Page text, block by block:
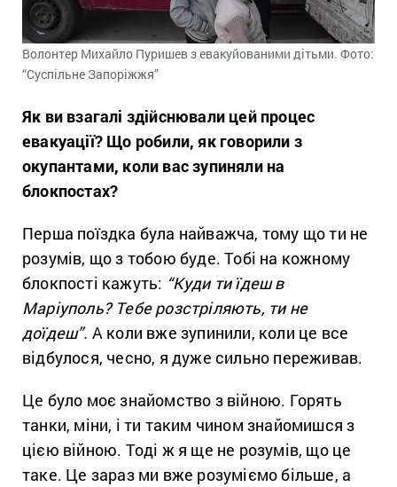
Волонтер Михайло Пуришев з евакуйованими дітьми. Фото:
“Суспільне Запоріжжя”
Як ви взагалі здійснювали цей процес
евакуації? Що робили, як говорили з
окупантами, коли вас зупиняли на
блокпостах?
Перша поїздка була найважча, тому що ти не
розумів, що з тобою буде. Тобі на кожному
блокпості кажуть: “Куди ти їдеш в
Маріуполь? Тебе розстріляють, ти не
доїдеш”. А коли вже зупинили, коли це все
відбулося, чесно, я дуже сильно переживав.
Це було моє знайомство з війною. Горять
танки, міни, і ти таким чином знайомишся з
цією війною. Тоді ж я ще не розумів, що це
таке. Це зараз ми вже розуміємо більше, а